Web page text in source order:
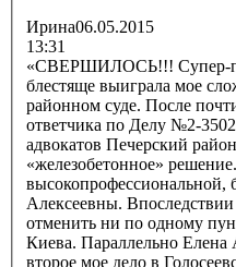
Ирина06.05.2015
13:31
«СВЕРШИЛОСЬ!!! Супер-
блестяще выиграла мое
районном суде. После
ответчика по Делу №2-
адвокатов Печерский
«железобетонное»
высокопрофессиональной,
Алексеевны.
отменить ни по одному
Киева. Параллельно Елена
второе мое дело в